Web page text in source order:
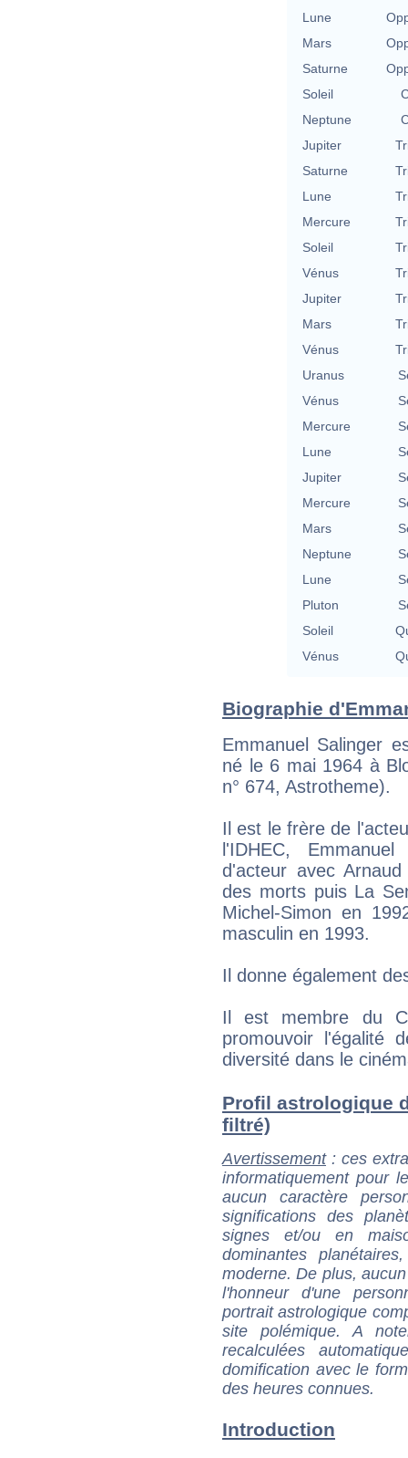
Lune
Mars
Saturne
Soleil
Neptune
Jupiter
Saturne
Lune
Mercure
Soleil
Vénus
Jupiter
Mars
Vénus
Uranus
Vénus
Mercure
Lune
Jupiter
Mercure
Mars
Neptune
Lune
Pluton
Soleil
Vénus
Biographie
Emmanuel Salinger
né le 6 mai 1964 à
n° 674, Astrotheme).
Il est le frère de
l'IDHEC,
d'acteur avec
des morts puis La
Michel-Simon en
masculin en 1993.
Il donne également
Il est membre du
promouvoir l'égalité
diversité dans le
Profil astrologique
filtré)
Avertissement: ces
informatiquement pour
aucun caractère
significations des
signes et/ou en
dominantes
moderne. De plus,
l'honneur d'une
portrait astrologique
site polémique. A
recalculées
domification avec le
des heures connues.
Introduction